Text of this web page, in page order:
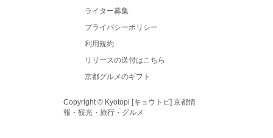
ライター募集
プライバシーポリシー
利用規約
リリースの送付はこちら
京都グルメのギフト
Copyright © Kyotopi [キョウトピ] 京都情
報・観光・旅行・グルメ